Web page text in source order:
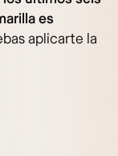
es
aplicarte la